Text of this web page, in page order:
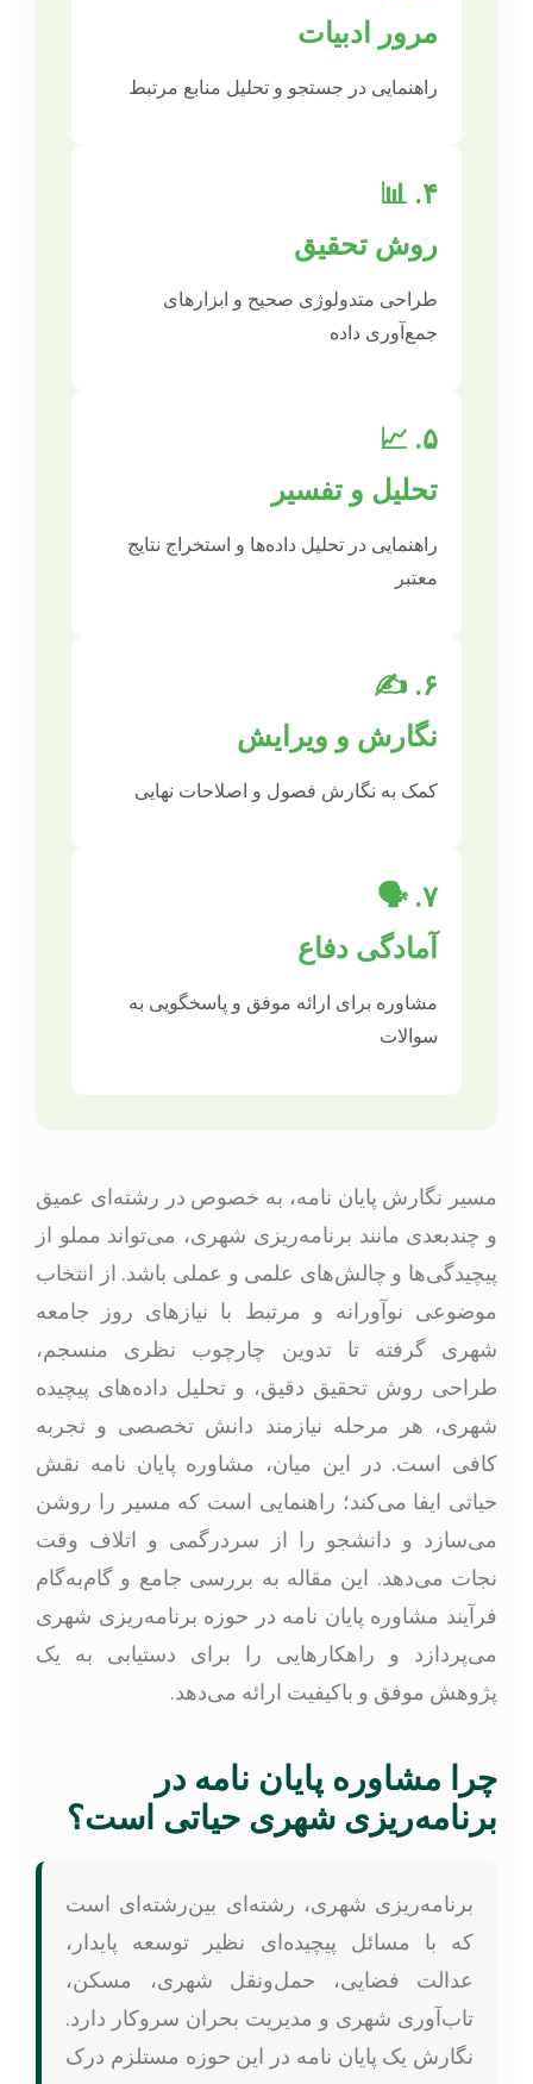
مرور ادبیات
راهنمایی در جستجو و تحلیل منابع مرتبط
۴. 📊
روش تحقیق
طراحی متدولوژی صحیح و ابزارهای
جمع‌آوری داده
۵. 📈
تحلیل و تفسیر
راهنمایی در تحلیل داده‌ها و استخراج نتایج
معتبر
۶. ✍️
نگارش و ویرایش
کمک به نگارش فصول و اصلاحات نهایی
۷. 🗣️
آمادگی دفاع
مشاوره برای ارائه موفق و پاسخگویی به
سوالات
مسیر نگارش پایان نامه، به خصوص در رشته‌ای عمیق
و چندبعدی مانند برنامه‌ریزی شهری، می‌تواند مملو از
پیچیدگی‌ها و چالش‌های علمی و عملی باشد. از انتخاب
موضوعی نوآورانه و مرتبط با نیازهای روز جامعه
شهری گرفته تا تدوین چارچوب نظری منسجم،
طراحی روش تحقیق دقیق، و تحلیل داده‌های پیچیده
شهری، هر مرحله نیازمند دانش تخصصی و تجربه
کافی است. در این میان، مشاوره پایان نامه نقش
حیاتی ایفا می‌کند؛ راهنمایی است که مسیر را روشن
می‌سازد و دانشجو را از سردرگمی و اتلاف وقت
نجات می‌دهد. این مقاله به بررسی جامع و گام‌به‌گام
فرآیند مشاوره پایان نامه در حوزه برنامه‌ریزی شهری
می‌پردازد و راهکارهایی را برای دستیابی به یک
پژوهش موفق و باکیفیت ارائه می‌دهد.
چرا مشاوره پایان نامه در
برنامه‌ریزی شهری حیاتی است؟
برنامه‌ریزی شهری، رشته‌ای بین‌رشته‌ای است
که با مسائل پیچیده‌ای نظیر توسعه پایدار،
عدالت فضایی، حمل‌ونقل شهری، مسکن،
تاب‌آوری شهری و مدیریت بحران سروکار دارد.
نگارش یک پایان نامه در این حوزه مستلزم درک